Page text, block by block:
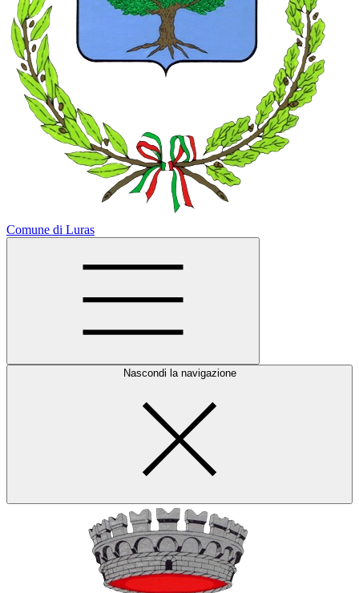
Comune di Luras
Nascondi la navigazione